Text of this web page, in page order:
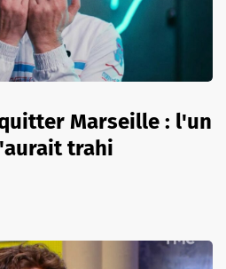
Marseille : l'un
trahi